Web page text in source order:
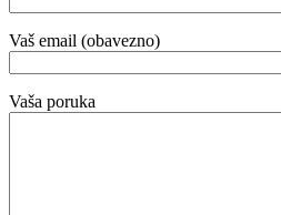
Vaš email (obavezno)
Vaša poruka